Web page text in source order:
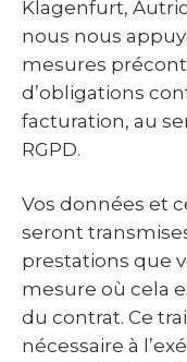
Klagenfurt,
nous nous
mesures
d’obligations
facturation, au
RGPD.
Vos données et
seront
prestations que
mesure où cela
du contrat. Ce
nécessaire à